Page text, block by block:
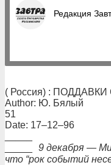
Редакция
( Россия) :
Author: Ю. Бялый
51
Date: 17–12–96
9 декабря —
что “рок событий